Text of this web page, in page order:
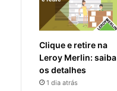
Clique e retire na
Leroy Merlin: saiba
os detalhes
1 dia atrás